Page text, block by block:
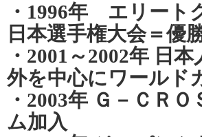
・1996年 エリート
日本選手権大会＝優
・2001～2002年 日
外を中心にワールド
・2003年 Ｇ－ＣＲ
ム加入